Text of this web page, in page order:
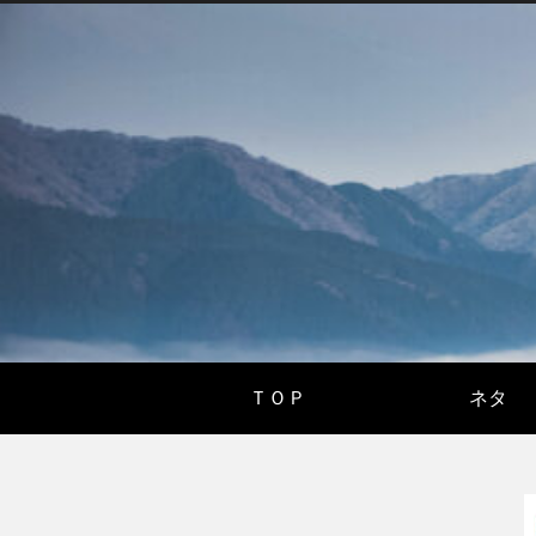
ＴＯＰ ネタ